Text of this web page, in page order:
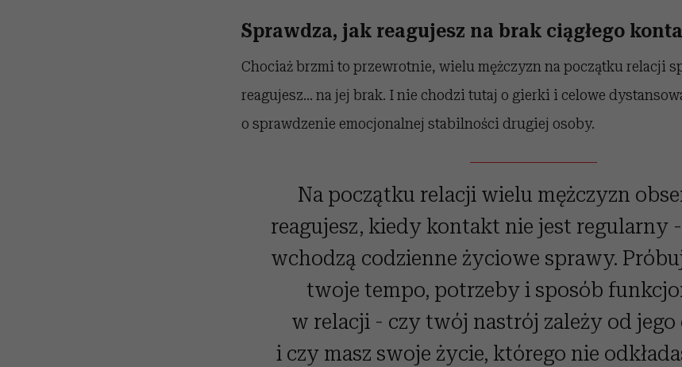
Sprawdza, jak reagujesz na brak ciągłego
Chociaż brzmi to przewrotnie, wielu mężczyzn na początku relacji
reagujesz... na jej brak. I nie chodzi tutaj o gierki i celowe
o sprawdzenie emocjonalnej stabilności drugiej osoby.
Na początku relacji wielu mężczyzn
reagujesz, kiedy kontakt nie jest regularny
wchodzą codzienne życiowe sprawy.
twoje tempo, potrzeby i sposób
w relacji - czy twój nastrój zależy od jego
i czy masz swoje życie, którego nie